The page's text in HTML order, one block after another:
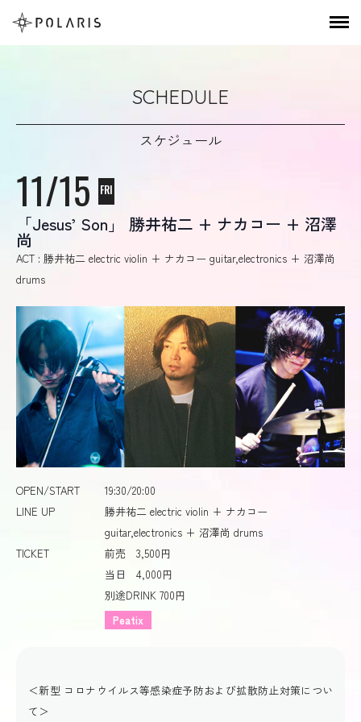
SCHEDULE
スケジュール
11/15 FRI
「Jesus’ Son」 勝井祐二 + ナカコー + 沼澤
尚
ACT : 勝井祐二 electric violin + ナカコー guitar,electronics + 沼澤尚
drums
OPEN/START
19:30/20:00
LINE UP
勝井祐二 electric violin + ナカコー
guitar,electronics + 沼澤尚 drums
TICKET
前売 3,500円
当日 4,000円
別途DRINK 700円
Peatix
＜新型 コロナウイルス等感染症予防および拡散防止対策につい
て＞